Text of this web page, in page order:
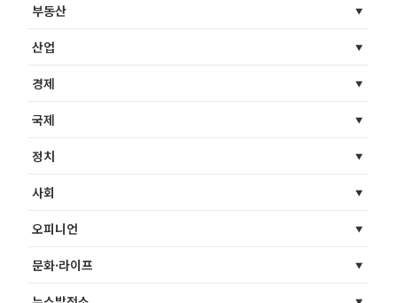
부동산
산업
경제
국제
정치
사회
오피니언
문화·라이프